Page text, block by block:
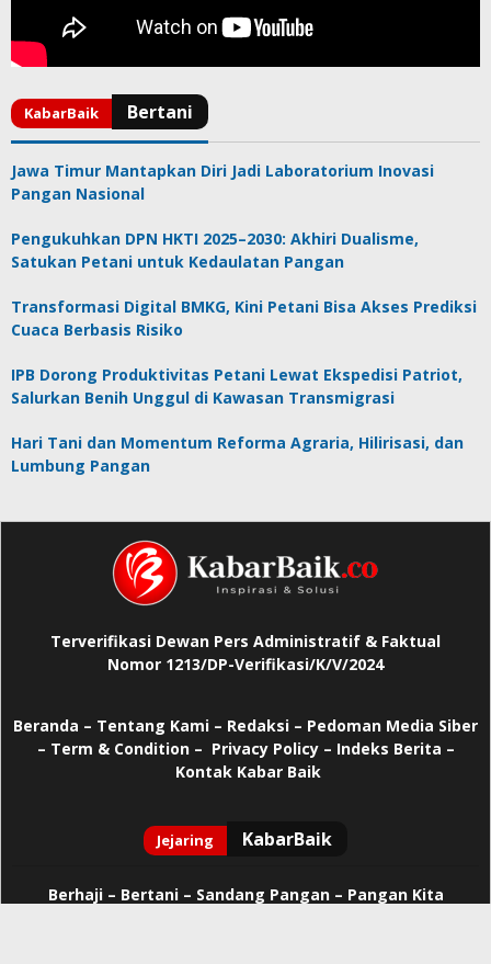
Jawa Timur Mantapkan Diri Jadi Laboratorium Inovasi
Pangan Nasional
Pengukuhkan DPN HKTI 2025–2030: Akhiri Dualisme,
Satukan Petani untuk Kedaulatan Pangan
Transformasi Digital BMKG, Kini Petani Bisa Akses Prediksi
Cuaca Berbasis Risiko
IPB Dorong Produktivitas Petani Lewat Ekspedisi Patriot,
Salurkan Benih Unggul di Kawasan Transmigrasi
Hari Tani dan Momentum Reforma Agraria, Hilirisasi, dan
Lumbung Pangan
Terverifikasi Dewan Pers Administratif & Faktual
Nomor 1213/DP-Verifikasi/K/V/2024
Beranda – Tentang Kami – Redaksi – Pedoman Media Siber
– Term & Condition – Privacy Policy– Indeks Berita –
Kontak Kabar Baik
Berhaji– Bertani – Sandang Pangan – Pangan Kita